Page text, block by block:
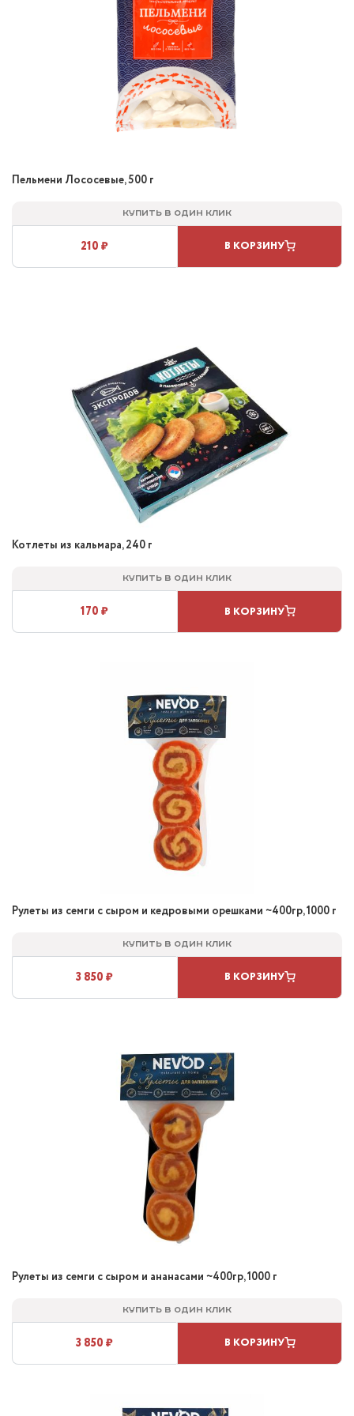
Пельмени Лососевые, 500 г
Купить в один клик
210 ₽ В КОРЗИНУ
Котлеты из кальмара, 240 г
Купить в один клик
170 ₽ В КОРЗИНУ
Рулеты из семги с сыром и кедровыми орешками ~400гр, 1000 г
Купить в один клик
3 850 ₽ В КОРЗИНУ
Рулеты из семги с сыром и ананасами ~400гр, 1000 г
Купить в один клик
3 850 ₽ В КОРЗИНУ